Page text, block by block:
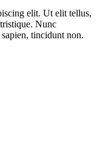
elit. Ut elit tellus,
Nunc
tincidunt non.